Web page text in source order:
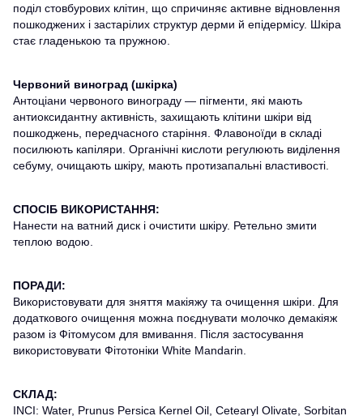
поділ стовбурових клітин, що спричиняє активне відновлення
пошкоджених і застарілих структур дерми й епідермісу. Шкіра
стає гладенькою та пружною.
Червоний виноград (шкірка)
Антоціани червоного винограду — пігменти, які мають
антиоксидантну активність, захищають клітини шкіри від
пошкоджень, передчасного старіння. Флавоноїди в складі
посилюють капіляри. Органічні кислоти регулюють виділення
себуму, очищають шкіру, мають протизапальні властивості.
СПОСІБ ВИКОРИСТАННЯ:
Нанести на ватний диск і очистити шкіру. Ретельно змити
теплою водою.
ПОРАДИ:
Використовувати для зняття макіяжу та очищення шкіри. Для
додаткового очищення можна поєднувати молочко демакіяж
разом із Фітомусом для вмивання. Після застосування
використовувати Фітотоніки White Mandarin.
СКЛАД:
INCI: Water, Prunus Persica Kernel Oil, Cetearyl Olivate, Sorbitan